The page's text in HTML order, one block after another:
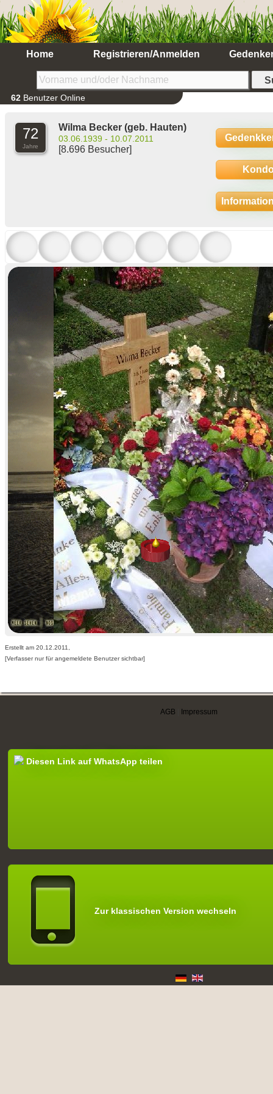
Home Registrieren/Anmelden
62 Benutzer Online
72
Jahre
Wilma Becker (geb. Hauten)
03.06.1939 - 10.07.2011
[8.696 Besucher]
Erstellt am 20.12.2011,
[Verfasser nur für angemeldete Benutzer sichtbar]
AGB Impressum
Diesen Link auf WhatsApp teilen
Zur klassischen Version wechseln